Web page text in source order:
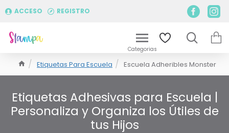
ACCESO REGISTRO
Etiquetas Para Escuela Escuela Adheribles Monster
Etiquetas Adhesivas para Escuela |
Personaliza y Organiza los Útiles de
tus Hijos